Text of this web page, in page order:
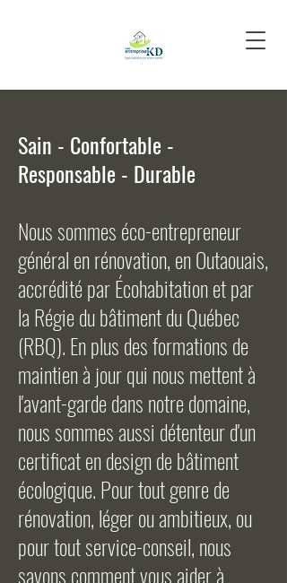
Sain - Confortable -
Responsable - Durable
Nous sommes éco-entrepreneur
général en rénovation, en Outaouais,
accrédité par Écohabitation et par
la Régie du bâtiment du Québec
(RBQ). En plus des formations de
maintien à jour qui nous mettent à
l'avant-garde dans notre domaine,
nous sommes aussi détenteur d'un
certificat en design de bâtiment
écologique. Pour tout genre de
rénovation, léger ou ambitieux, ou
pour tout service-conseil, nous
savons comment vous aider à